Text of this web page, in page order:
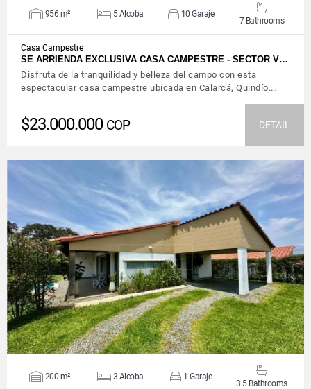
956 m² 5 Alcoba 10 Garaje
7 Bathrooms
Casa Campestre
SE ARRIENDA EXCLUSIVA CASA CAMPESTRE - SECTOR V…
Disfruta de la tranquilidad y belleza del campo con esta
espectacular casa campestre ubicada en Calarcá, Quindío.…
$23.000.000 COP DETAIL
VIEW DETAILS
200 m² 3 Alcoba 1 Garaje
3.5 Bathrooms